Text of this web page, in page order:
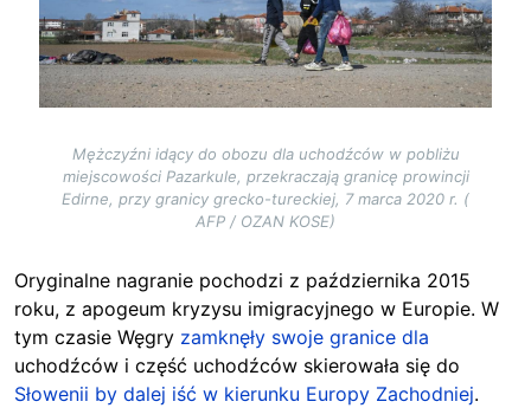
Mężczyźni idący do obozu dla uchodźców w pobliżu
miejscowości Pazarkule, przekraczają granicę prowincji
Edirne, przy granicy grecko-tureckiej, 7 marca 2020 r. (
AFP / OZAN KOSE)
Oryginalne nagranie pochodzi z października 2015
roku, z apogeum kryzysu imigracyjnego w Europie. W
tym czasie Węgry zamknęły swoje granice dla
uchodźców i część uchodźców skierowała się do
Słowenii by dalej iść w kierunku Europy Zachodniej.